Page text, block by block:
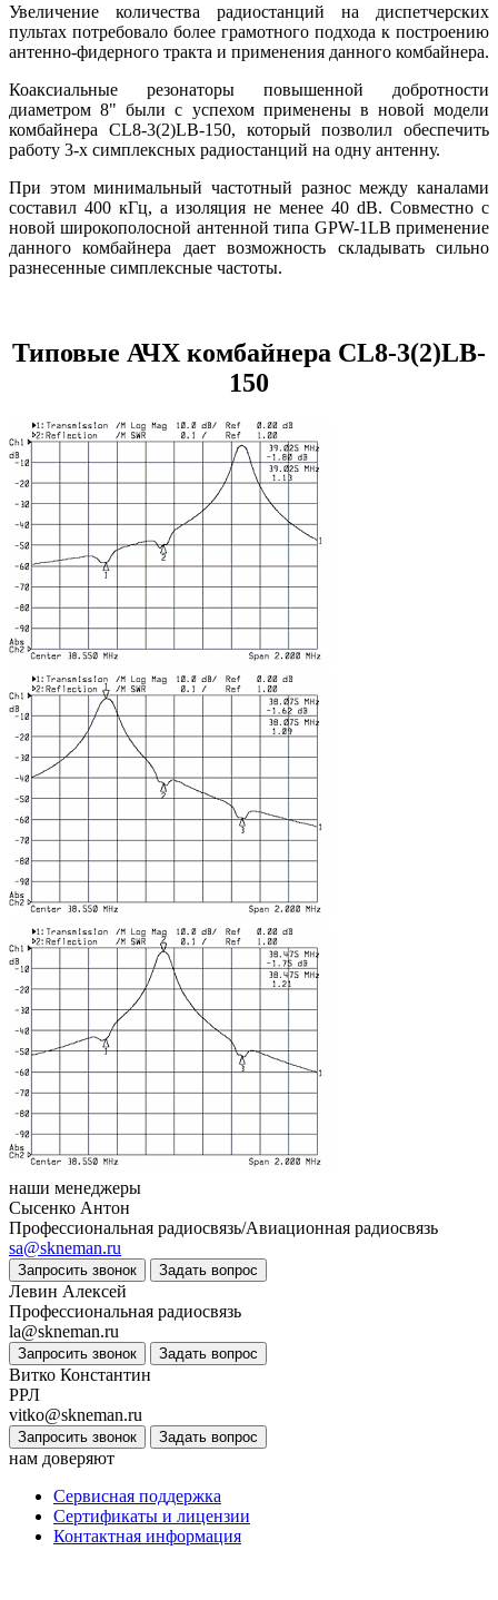
Увеличение количества радиостанций на диспетчерских
пультах потребовало более грамотного подхода к построению
антенно-фидерного тракта и применения данного комбайнера.
Коаксиальные резонаторы повышенной добротности
диаметром 8" были с успехом применены в новой модели
комбайнера CL8-3(2)LB-150, который позволил обеспечить
работу 3-х симплексных радиостанций на одну антенну.
При этом минимальный частотный разнос между каналами
составил 400 кГц, а изоляция не менее 40 dB. Совместно с
новой широкополосной антенной типа GPW-1LB применение
данного комбайнера дает возможность складывать сильно
разнесенные симплексные частоты.
Типовые АЧХ комбайнера CL8-3(2)LB-
150
наши менеджеры
Сысенко Антон
Профессиональная радиосвязь/Авиационная радиосвязь
sa@skneman.ru
Запросить звонок Задать вопрос
Левин Алексей
Профессиональная радиосвязь
la@skneman.ru
Запросить звонок Задать вопрос
Витко Константин
РРЛ
vitko@skneman.ru
Запросить звонок Задать вопрос
нам доверяют
Сервисная поддержка
Сертификаты и лицензии
Контактная информация